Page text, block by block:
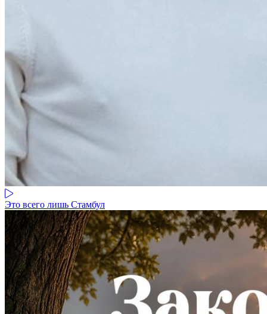
Это всего лишь Стамбул